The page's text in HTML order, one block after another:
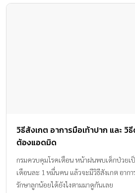
วิธีสังเกต อาการมือเท้าปาก และ วิ
ต้องแอดมิด
กรมควบคุมโรคเตือน หน้าฝนพบเด็กป่วยเ
เดือนละ 1 หมื่นคน แล้วจะมีวิธีสังเกต อาก
รักษาลูกน้อยได้ยังไงตามมาดูกันเลย